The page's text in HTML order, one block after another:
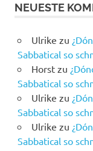
NEUESTE
Ulrike zu
Sabbatical so
Horstzu
Sabbatical so
Ulrike zu
Sabbatical so
Ulrike zu
Sabbatical so